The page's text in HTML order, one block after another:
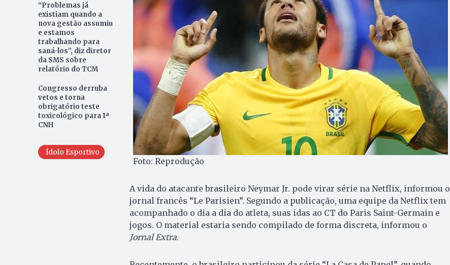
“Problemas já
existiam quando a
nova gestão assumiu
e estamos
trabalhando para
saná-los”, diz diretor
da SMS sobre
relatório do TCM
Congresso derruba
vetos e torna
obrigatório teste
toxicológico para 1ª
CNH
Ídolo Esportivo
Foto: Reprodução
A vida do atacante brasileiro Neymar Jr. pode virar série na Netflix, informou o
jornal francês “Le Parisien”. Segundo a publicação, uma equipe da Netflix tem
acompanhado o dia a dia do atleta, suas idas ao CT do Paris Saint-Germain e
jogos. O material estaria sendo compilado de forma discreta, informou o
Jornal Extra.